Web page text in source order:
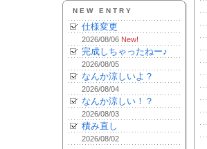
NEW ENTRY
仕様変更
2026/08/06 New!
完成しちゃったねー♪
2026/08/05
なんか涼しいよ？
2026/08/04
なんか涼しい！？
2026/08/03
積み直し
2026/08/02